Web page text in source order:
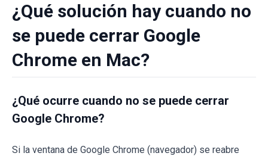
¿Qué solución hay cuando no
se puede cerrar Google
Chrome en Mac?
¿Qué ocurre cuando no se puede cerrar
Google Chrome?
Si la ventana de Google Chrome (navegador) se reabre